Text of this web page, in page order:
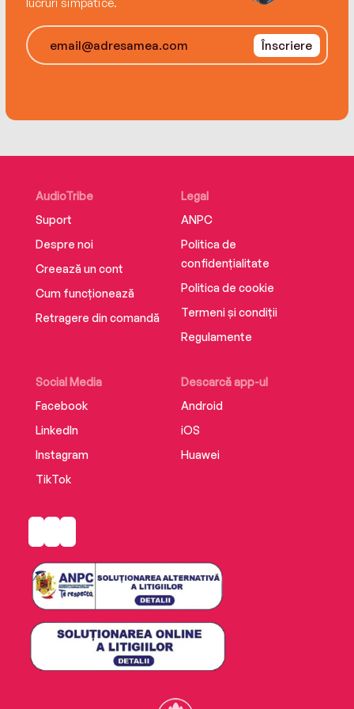
Înscriere
AudioTribe
Suport
Despre noi
Creează un cont
Cum funcționează
Retragere din comandă
Social Media
Facebook
LinkedIn
Instagram
TikTok
Descarcă app-ul
Android
iOS
Huawei
Legal
ANPC
Politica de
confidențialitate
Politica de cookie
Termeni și condiții
Regulamente